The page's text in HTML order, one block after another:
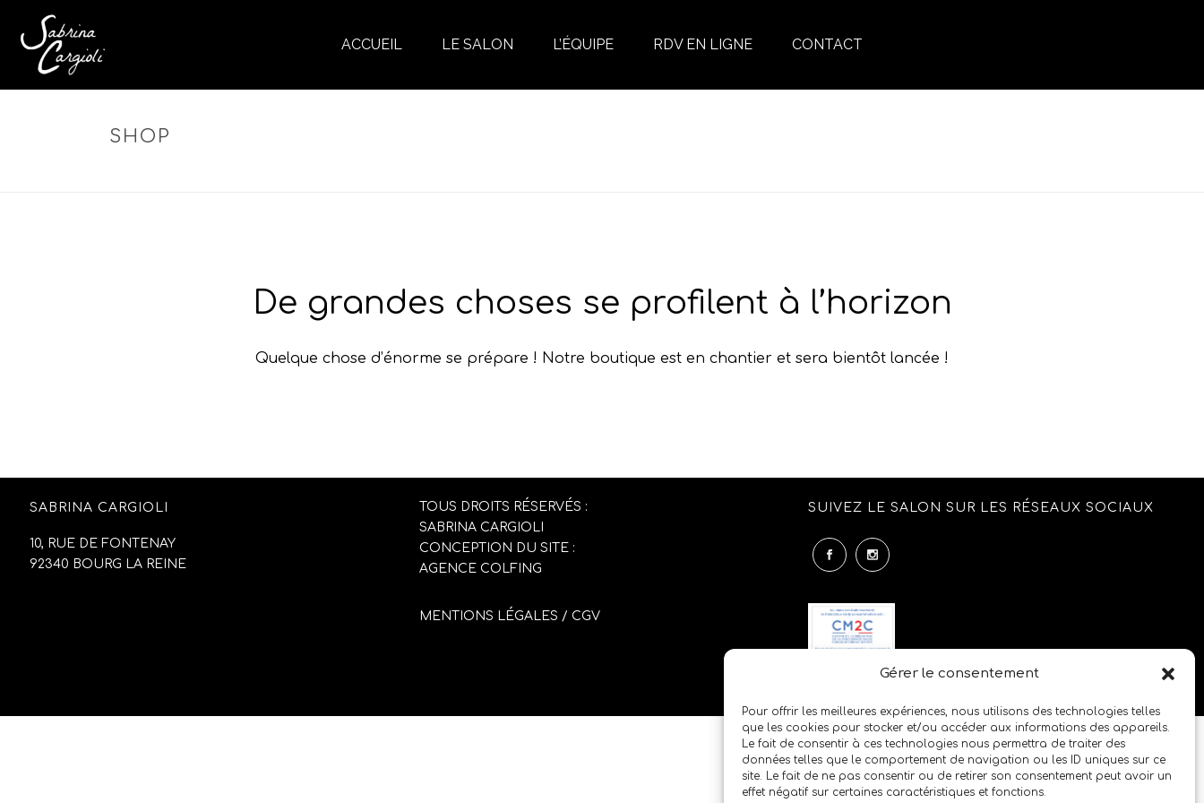
Gérer le consentement
Pour offrir les meilleures expériences, nous utilisons des technologies telles
que les cookies pour stocker et/ou accéder aux informations des appareils.
Le fait de consentir à ces technologies nous permettra de traiter des
données telles que le comportement de navigation ou les ID uniques sur ce
site. Le fait de ne pas consentir ou de retirer son consentement peut avoir un
effet négatif sur certaines caractéristiques et fonctions.
ACCUEIL LE SALON L’ÉQUIPE RDV EN LIGNE CONTACT
SHOP
De grandes choses se profilent à l’horizon
Quelque chose d’énorme se prépare ! Notre boutique est en chantier et sera bientôt lancée !
SABRINA CARGIOLI
10, RUE DE FONTENAY
92340 BOURG LA REINE
TOUS DROITS RÉSERVÉS :
SABRINA CARGIOLI
CONCEPTION DU SITE :
AGENCE COLFING
MENTIONS LÉGALES / CGV
SUIVEZ LE SALON SUR LES RÉSEAUX SOCIAUX